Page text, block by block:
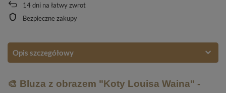
14dni na łatwy zwrot
Bezpieczne zakupy
Opis szczegółowy
🎨 Bluza z obrazem "Koty Louisa Waina" -